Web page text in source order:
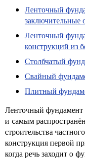
Ленточный
заключительные
Ленточный
конструкций из
Столбчатый
Свайный
Плитный
Ленточный фундамент
и самым
строительства
конструкция первой
когда речь заходит о